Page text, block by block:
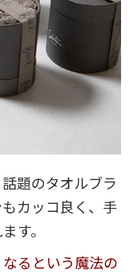
題のタオルブラ
カッコ良く、手
す。
るという魔法の